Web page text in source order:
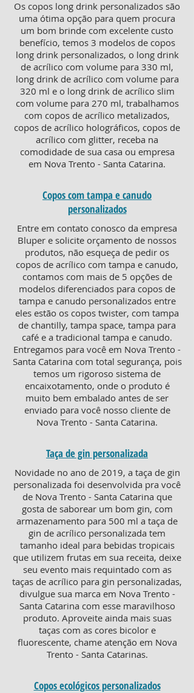
Os copos long drink personalizados são
uma ótima opção para quem procura
um bom brinde com excelente custo
benefício, temos 3 modelos de copos
long drink personalizados, o long drink
de acrílico com volume para 330 ml,
long drink de acrílico com volume para
320 ml e o long drink de acrílico slim
com volume para 270 ml, trabalhamos
com copos de acrílico metalizados,
copos de acrílico holográficos, copos de
acrílico com glitter, receba na
comodidade de sua casa ou empresa
em Nova Trento - Santa Catarina.
Copos com tampa e canudo
personalizados
Entre em contato conosco da empresa
Bluper e solicite orçamento de nossos
produtos, não esqueça de pedir os
copos de acrílico com tampa e canudo,
contamos com mais de 5 opções de
modelos diferenciados para copos de
tampa e canudo personalizados entre
eles estão os copos twister, com tampa
de chantilly, tampa space, tampa para
café e a tradicional tampa e canudo.
Entregamos para você em Nova Trento -
Santa Catarina com total segurança, pois
temos um rigoroso sistema de
encaixotamento, onde o produto é
muito bem embalado antes de ser
enviado para você nosso cliente de
Nova Trento - Santa Catarina.
Taça de gin personalizada
Novidade no ano de 2019, a taça de gin
personalizada foi desenvolvida pra você
de Nova Trento - Santa Catarina que
gosta de saborear um bom gin, com
armazenamento para 500 ml a taça de
gin de acrílico personalizada tem
tamanho ideal para bebidas tropicais
que utilizem frutas em sua receita, deixe
seu evento mais requintado com as
taças de acrílico para gin personalizadas,
divulgue sua marca em Nova Trento -
Santa Catarina com esse maravilhoso
produto. Aproveite ainda mais suas
taças com as cores bicolor e
fluorescente, chame atenção em Nova
Trento - Santa Catarinas.
Copos ecológicos personalizados